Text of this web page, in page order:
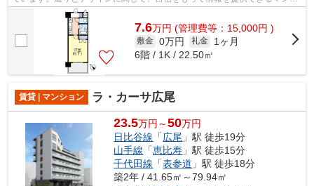
ョンです。2沿線利用可能なマンション...
7.6万円 (管理費等：15,000円 )
敷金 0万円 礼金
1ヶ月
6階 / 1K / 22.50㎡
賃貸 | マンション ラ・カーサ広尾
23.5万円～50万円
日比谷線 「広尾 」駅 徒歩19分
山手線 「恵比寿 」駅 徒歩15分
千代田線 「表参道 」駅 徒歩18分
築2年 / 41.65㎡～79.94㎡